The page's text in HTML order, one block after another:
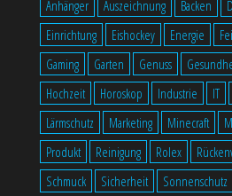
Anhänger Auszeichnung Backen
Einrichtung
Eishockey Energie
Gaming
Garten Genuss
Hochzeit
Horoskop Industrie IT
Lärmschutz
Marketing Minecraft
Produkt
Reinigung Rolex
Schmuck
Sicherheit Sonnenschutz